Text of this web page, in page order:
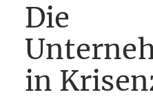
Die
in